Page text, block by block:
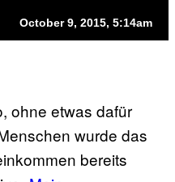
October 9, 2015, 5:14am
ohne etwas dafür
wurde das
bereits